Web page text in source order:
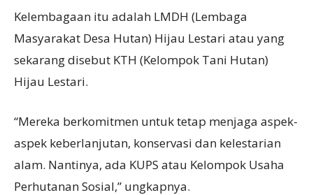
Kelembagaan itu adalah LMDH (Lembaga
Masyarakat Desa Hutan) Hijau Lestari atau yang
sekarang disebut KTH (Kelompok Tani Hutan)
Hijau Lestari.
“Mereka berkomitmen untuk tetap menjaga aspek-
aspek keberlanjutan, konservasi dan kelestarian
alam. Nantinya, ada KUPS atau Kelompok Usaha
Perhutanan Sosial,” ungkapnya.